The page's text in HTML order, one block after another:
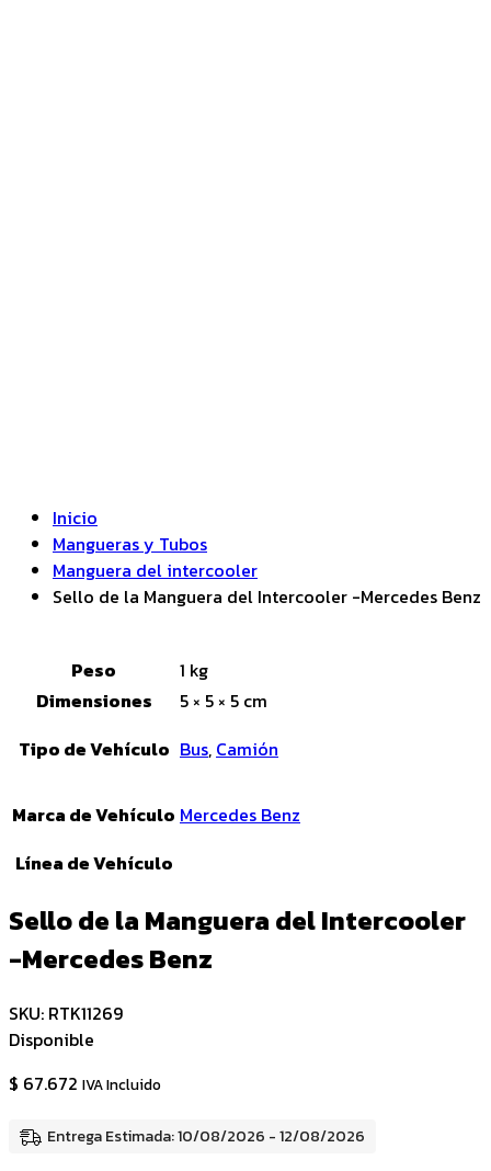
Inicio
Mangueras y Tubos
Manguera del intercooler
Sello de la Manguera del Intercooler -Mercedes Benz
Peso
1 kg
Dimensiones
5 × 5 × 5 cm
Tipo de Vehículo Bus, Camión
Marca de Vehículo Mercedes Benz
Línea de Vehículo
Sello de la Manguera del Intercooler
-Mercedes Benz
SKU: RTK11269
Disponible
$ 67.672 IVA Incluido
Entrega Estimada: 10/08/2026 - 12/08/2026